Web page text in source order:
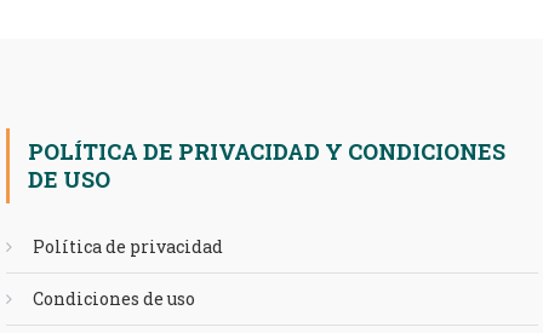
POLÍTICA DE PRIVACIDAD Y CONDICIONES
DE USO
Política de privacidad
Condiciones de uso